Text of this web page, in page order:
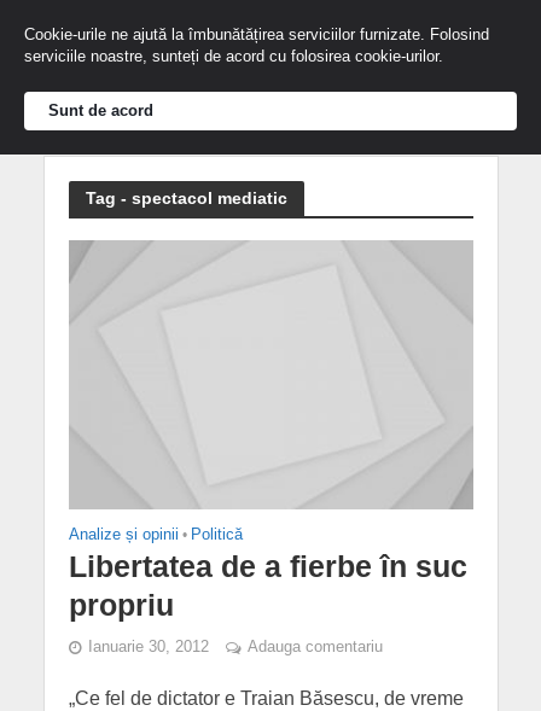
Tag - spectacol mediatic
Analize și opinii • Politică
Libertatea de a fierbe în suc
propriu
Ianuarie 30, 2012 Adauga comentariu
„Ce fel de dictator e Traian Băsescu, de vreme
Cookie-urile ne ajută la îmbunătățirea serviciilor furnizate. Folosind
serviciile noastre, sunteți de acord cu folosirea cookie-urilor.
Sunt de acord